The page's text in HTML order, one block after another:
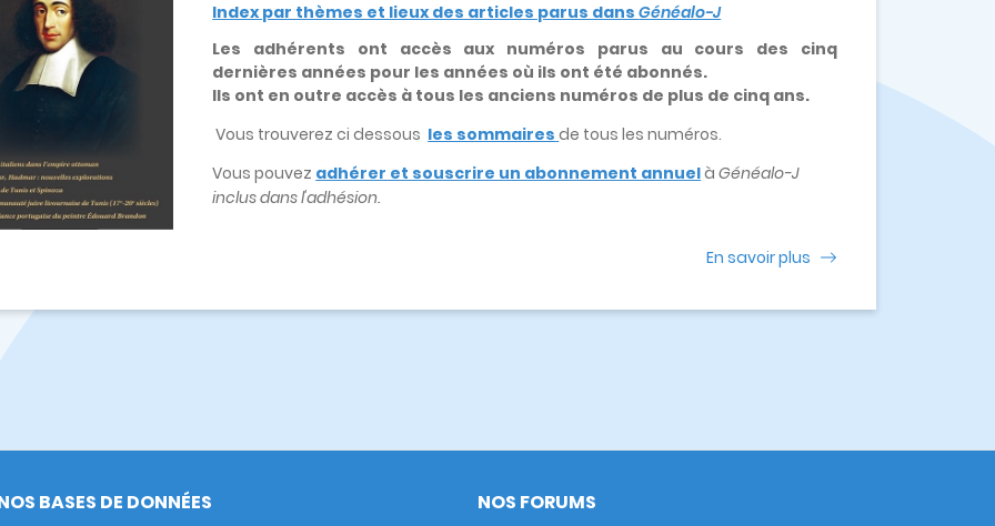
Index par thèmes et lieux des articles parus dansGénéalo-J
Les adhérents ont accès aux numéros parus au cours des cinq
dernières années pour les années où ils ont été abonnés.
Ils ont en outre accès à tous les anciens numéros de plus de cinq ans.
Vous trouverez ci dessous les sommaires de tous les numéros.
Vous pouvez adhérer et souscrire un abonnement annuelàGénéalo-J
inclus dans l'adhésion.
En savoir plus
BASES DE DONNÉES NOS FORUMS